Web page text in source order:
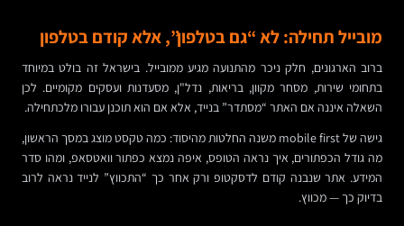
מובייל תחילה: לא “גם בטלפון”, אלא קודם בטלפון
ברוב הארגונים, חלק ניכר מהתנועה מגיע ממובייל. בישראל זה בולט במיוחד
בתחומי שירות, מסחר מקוון, בריאות, נדל"ן, מסעדנות ועסקים מקומיים. לכן
השאלה איננה אם האתר “מסתדר” בנייד, אלא אם הוא תוכנן עבורו מלכתחילה.
גישה של mobile first משנה החלטות מהיסוד: כמה טקסט מוצג במסך הראשון,
מה גודל הכפתורים, איך נראה הטופס, איפה נמצא כפתור וואטסאפ, ומהו סדר
המידע. אתר שנבנה קודם לדסקטופ ורק אחר כך “התכווץ” לנייד נראה לרוב
בדיוק כך — מכווץ.